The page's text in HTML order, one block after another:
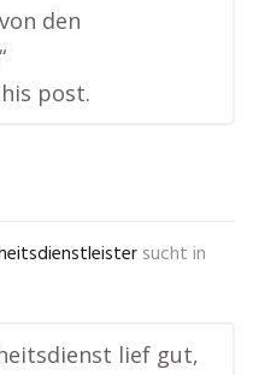
den
post.
sucht in
lief gut,